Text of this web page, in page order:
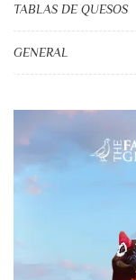
TABLAS DE QUESOS
GENERAL